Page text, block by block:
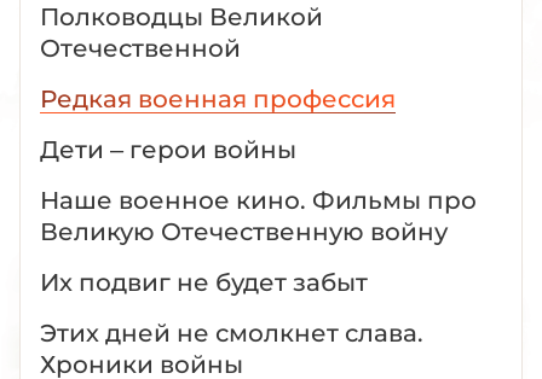
Полководцы Великой
Отечественной
Редкая военная профессия
Дети – герои войны
Наше военное кино. Фильмы про
Великую Отечественную войну
Их подвиг не будет забыт
Этих дней не смолкнет слава.
Хроники войны